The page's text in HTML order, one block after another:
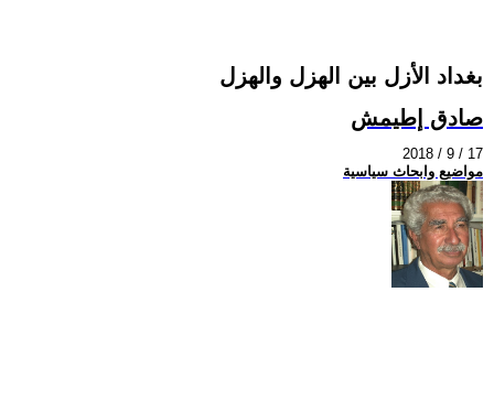
بغداد الأزل بين الهزل والهزل
صادق إطيمش
2018 / 9 / 17
مواضيع وابحاث سياسية